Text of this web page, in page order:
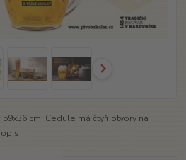
cm. Cedule má čtyři otvory na